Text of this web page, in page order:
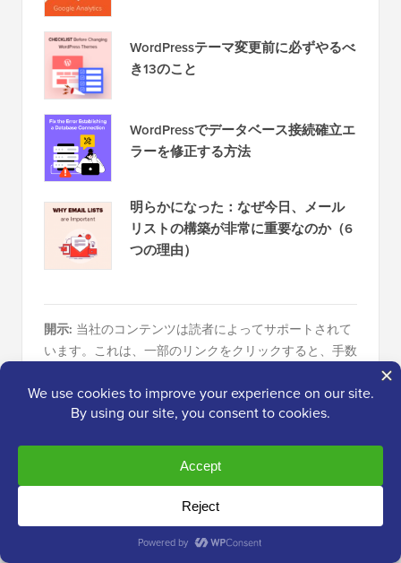
WordPressテーマ変更前に必ずやるべ
き13のこと
WordPressでデータベース接続確立エ
ラーを修正する方法
明らかになった：なぜ今日、メール
リストの構築が非常に重要なのか（6
つの理由）
開示: 当社のコンテンツは読者によってサポートされて
います。これは、一部のリンクをクリックすると、手数
WPBeginnerがどのように資金調達されているか、なぜ
それが重要なのか、そしてどのように私たちをサポート
編集スタッフについて